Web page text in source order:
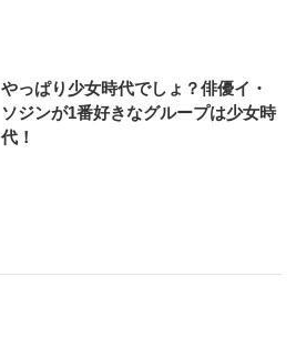
やっぱり少女時代でしょ？俳優イ・
ソジンが1番好きなグループは少女時
代！